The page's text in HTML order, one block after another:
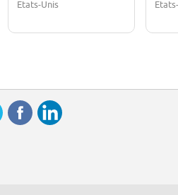
Etats-Unis